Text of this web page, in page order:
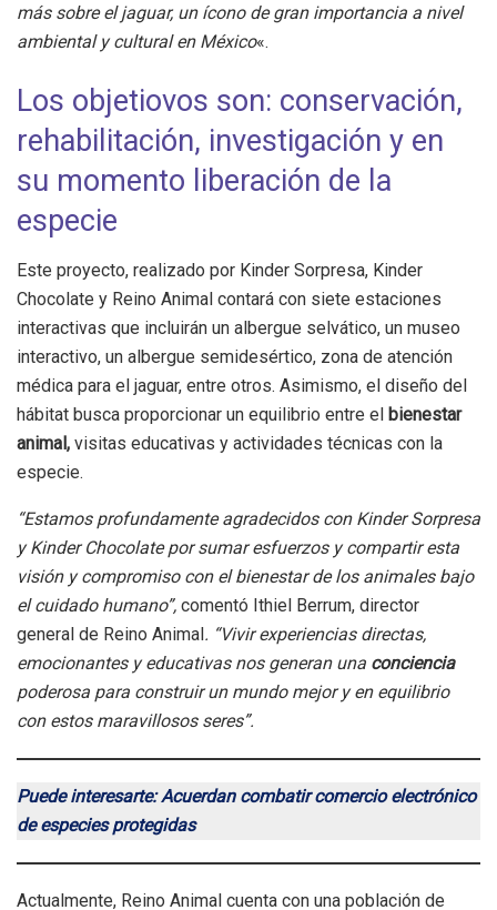
más sobre el jaguar, un ícono de gran importancia a nivel
ambiental y cultural en México«.
Los objetiovos son: conservación,
rehabilitación, investigación y en
su momento liberación de la
especie
Este proyecto, realizado por Kinder Sorpresa, Kinder
Chocolate y Reino Animal contará con siete estaciones
interactivas que incluirán un albergue selvático, un museo
interactivo, un albergue semidesértico, zona de atención
médica para el jaguar, entre otros. Asimismo, el diseño del
hábitat busca proporcionar un equilibrio entre el bienestar
animal, visitas educativas y actividades técnicas con la
especie.
“Estamos profundamente agradecidos con Kinder Sorpresa
y Kinder Chocolate por sumar esfuerzos y compartir esta
visión y compromiso con el bienestar de los animales bajo
el cuidado humano”, comentó Ithiel Berrum, director
general de Reino Animal. “Vivir experiencias directas,
emocionantes y educativas nos generan una conciencia
poderosa para construir un mundo mejor y en equilibrio
con estos maravillosos seres”.
Puede interesarte: Acuerdan combatir comercio electrónico
de especies protegidas
Actualmente, Reino Animal cuenta con una población de